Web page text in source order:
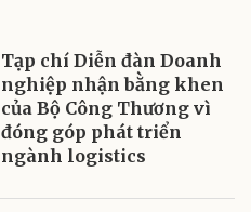
Tạp chí Diễn đàn Doanh
nghiệp nhận bằng khen
của Bộ Công Thương vì
đóng góp phát triển
ngành logistics